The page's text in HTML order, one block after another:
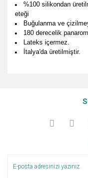
%100 silikondan
eteği
Buğulanma ve
180 derecelik
Lateks içermez.
İtalya'da üretilmiştir.
kullanarak tarafımıza
Görüş ve önerileriniz
Ürün